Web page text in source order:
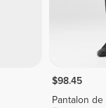
$98.45
Pantalon